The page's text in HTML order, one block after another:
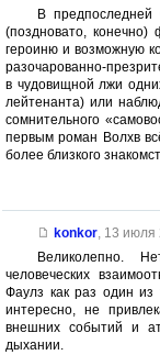
В предпоследней
(поздновато, конечно)
героиню и возможную
разочарованно-
в чудовищной лжи
лейтенанта) или
сомнительного
первым роман Волхв
более близкого
konkor, 13 июля
Великолепно.
человеческих
Фаулз как раз один из
интересно, не
внешних событий и
дыхании.